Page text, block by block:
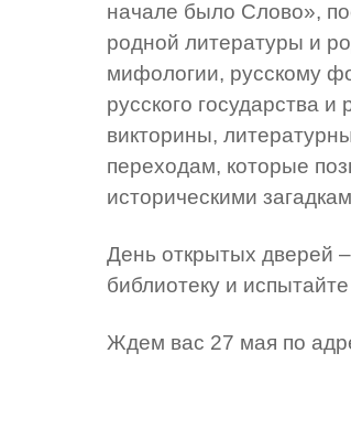
начале было Слово»,
родной литературы и
мифологии, русскому
русского государства
викторины,
переходам, которые
историческими
День открытых дверей
библиотеку и
Ждем вас 27 мая по